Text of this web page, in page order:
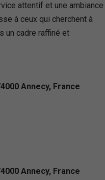
attentif et une ambiance
à ceux qui cherchent à
un cadre raffiné et
Annecy, France
Annecy, France